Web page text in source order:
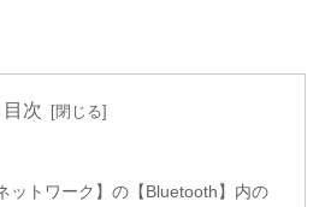
目次
トワーク】の【Bluetooth】内の